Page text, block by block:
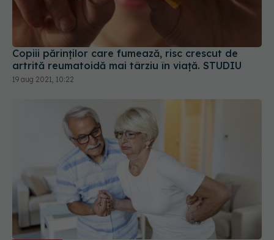
Copiii părinților care fumează, risc crescut de
artrită reumatoidă mai târziu în viață. STUDIU
19 aug 2021, 10:22